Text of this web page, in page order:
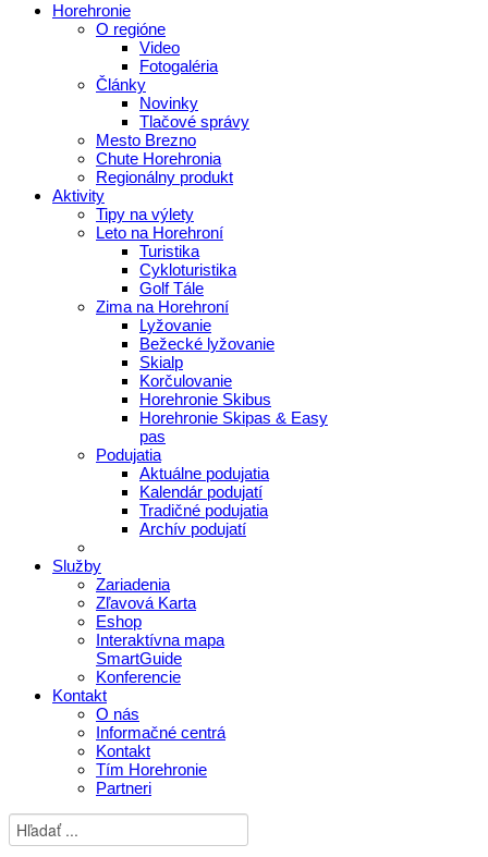
Horehronie
O regióne
Video
Fotogaléria
Články
Novinky
Tlačové správy
Mesto Brezno
Chute Horehronia
Regionálny produkt
Aktivity
Tipy na výlety
Leto na Horehroní
Turistika
Cykloturistika
Golf Tále
Zima na Horehroní
Lyžovanie
Bežecké lyžovanie
Skialp
Korčulovanie
Horehronie Skibus
Horehronie Skipas & Easy
pas
Podujatia
Aktuálne podujatia
Kalendár podujatí
Tradičné podujatia
Archív podujatí
Služby
Zariadenia
Zľavová Karta
Eshop
Interaktívna mapa
SmartGuide
Konferencie
Kontakt
O nás
Informačné centrá
Kontakt
Tím Horehronie
Partneri